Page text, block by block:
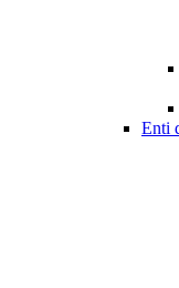
Enti